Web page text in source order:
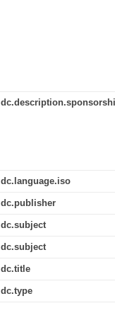
dc.language.iso
dc.publisher
dc.subject
dc.subject
dc.title
dc.type